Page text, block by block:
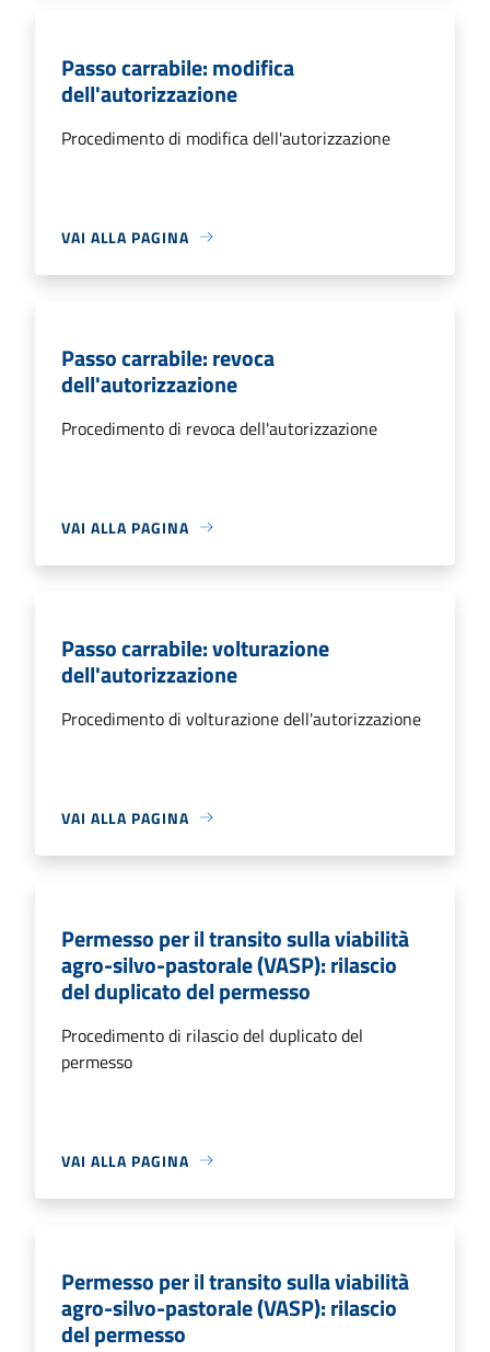
Passo carrabile: modifica
dell'autorizzazione
Procedimento di modifica dell'autorizzazione
VAI ALLA PAGINA
Passo carrabile: revoca
dell'autorizzazione
Procedimento di revoca dell'autorizzazione
VAI ALLA PAGINA
Passo carrabile: volturazione
dell'autorizzazione
Procedimento di volturazione dell'autorizzazione
VAI ALLA PAGINA
Permesso per il transito sulla viabilità
agro-silvo-pastorale (VASP): rilascio
del duplicato del permesso
Procedimento di rilascio del duplicato del
permesso
VAI ALLA PAGINA
Permesso per il transito sulla viabilità
agro-silvo-pastorale (VASP): rilascio
del permesso